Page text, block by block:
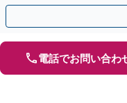
をご提示します
電話でお問い合わ